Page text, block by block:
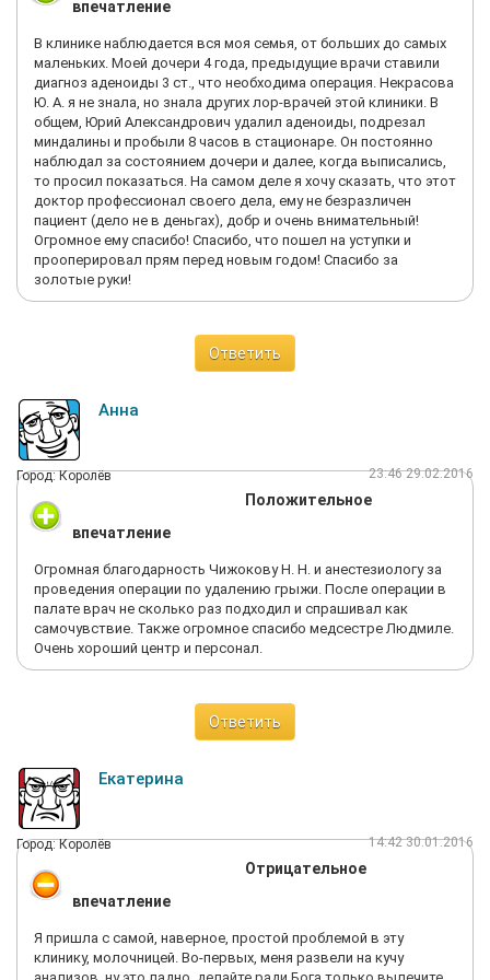
в этой клинике, то вам необходимо будет нанять адвоката,
который сможет консультировать вас по правовым
вопросам. А также иметь проверенного специалиста по
детской урологии, который будет контролировать состояние
здоровья вашего ребенка независимо от заключений
оперирующего хирурга. Это совет из моего личного опыта.
впечатление
В клинике наблюдается вся моя семья, от больших до самых
маленьких. Моей дочери 4 года, предыдущие врачи ставили
диагноз аденоиды 3 ст., что необходима операция. Некрасова
Ю. А. я не знала, но знала других лор-врачей этой клиники. В
общем, Юрий Александрович удалил аденоиды, подрезал
миндалины и пробыли 8 часов в стационаре. Он постоянно
наблюдал за состоянием дочери и далее, когда выписались,
то просил показаться. На самом деле я хочу сказать, что этот
доктор профессионал своего дела, ему не безразличен
пациент (дело не в деньгах), добр и очень внимательный!
Огромное ему спасибо! Спасибо, что пошел на уступки и
прооперировал прям перед новым годом! Спасибо за
золотые руки!
Ответить
Анна
Город: Королёв 23:46 29.02.2016
Положительное
впечатление
Огромная благодарность Чижокову Н. Н. и анестезиологу за
проведения операции по удалению грыжи. После операции в
палате врач не сколько раз подходил и спрашивал как
самочувствие. Также огромное спасибо медсестре Людмиле.
Очень хороший центр и персонал.
Ответить
Екатерина
Город: Королёв 14:42 30.01.2016
Отрицательное
впечатление
Я пришла с самой, наверное, простой проблемой в эту
клинику, молочницей. Во-первых, меня развели на кучу